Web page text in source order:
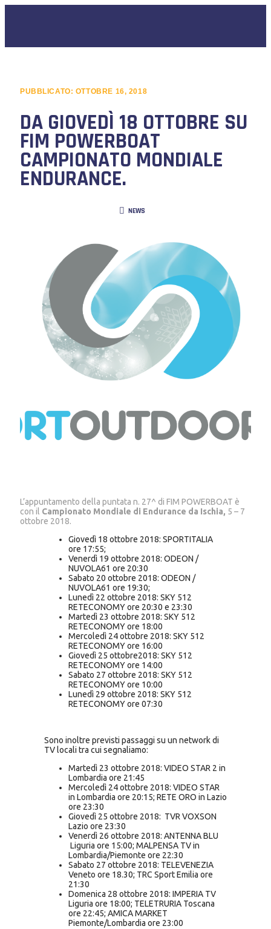
PUBBLICATO: OTTOBRE 16, 2018
DA GIOVEDÌ 18 OTTOBRE SU
FIM POWERBOAT
CAMPIONATO MONDIALE
ENDURANCE.
NEWS
L’appuntamento della puntata n. 27^ di FIM POWERBOAT è
con il Campionato Mondiale di Endurance da Ischia, 5 – 7
ottobre 2018.
Giovedì 18 ottobre 2018: SPORTITALIA
ore 17:55;
Venerdì 19 ottobre 2018: ODEON /
NUVOLA61 ore 20:30
Sabato 20 ottobre 2018: ODEON /
NUVOLA61 ore 19:30;
Lunedì 22 ottobre 2018: SKY 512
RETECONOMY ore 20:30 e 23:30
Martedì 23 ottobre 2018: SKY 512
RETECONOMY ore 18:00
Mercoledì 24 ottobre 2018: SKY 512
RETECONOMY ore 16:00
Giovedì 25 ottobre2018: SKY 512
RETECONOMY ore 14:00
Sabato 27 ottobre 2018: SKY 512
RETECONOMY ore 10:00
Lunedì 29 ottobre 2018: SKY 512
RETECONOMY ore 07:30
Sono inoltre previsti passaggi su un network di
TV locali tra cui segnaliamo:
Martedì 23 ottobre 2018: VIDEO STAR 2 in
Lombardia ore 21:45
Mercoledì 24 ottobre 2018: VIDEO STAR
in Lombardia ore 20:15; RETE ORO in Lazio
ore 23:30
Giovedì 25 ottobre 2018: TVR VOXSON
Lazio ore 23:30
Venerdì 26 ottobre 2018: ANTENNA BLU
Liguria ore 15:00; MALPENSA TV in
Lombardia/Piemonte ore 22:30
Sabato 27 ottobre 2018: TELEVENEZIA
Veneto ore 18.30; TRC Sport Emilia ore
21:30
Domenica 28 ottobre 2018: IMPERIA TV
Liguria ore 18:00; TELETRURIA Toscana
ore 22:45; AMICA MARKET
Piemonte/Lombardia ore 23:00